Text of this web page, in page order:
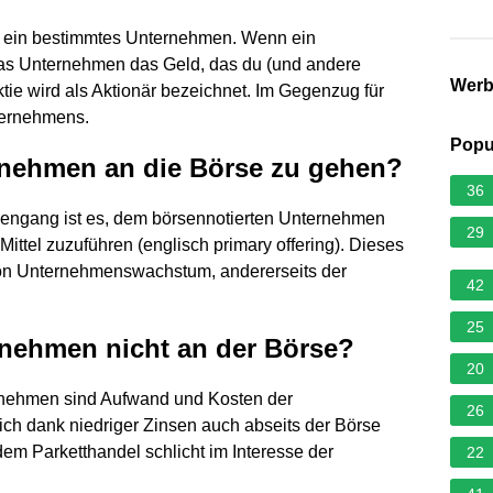
bestimmtes Unternehmen. Wenn ein
Unternehmen das Geld, das du (und andere
wird als Aktionär bezeichnet. Im Gegenzug für
an die Börse zu gehen?
ist es, dem börsennotierten Unternehmen
zuzuführen (englisch primary offering). Dieses
Unternehmenswachstum, andererseits der
nicht an der Börse?
sind Aufwand und Kosten der
dank niedriger Zinsen auch abseits der Börse
Parketthandel schlicht im Interesse der
36
29
42
25
20
26
22